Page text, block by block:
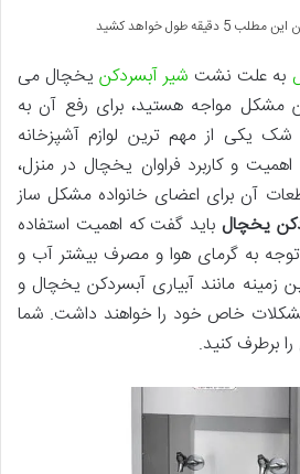
5 دقیقه طول خواهد کشید
به علت نشت شیر آبسردکنیخچال می
این مشکل مواجه هستید، برای رفع آن به
شک یکی از مهم ترین لوازم آشپزخانه
و کاربرد فراوان یخچال در منزل،
آن برای اعضای خانواده مشکل ساز
یخچال باید گفت که اهمیت استفاده
توجه به گرمای هوا و مصرف بیشتر آب و
زمینه مانند آبیاری آبسردکن یخچال و
مشکلات خاص خود را خواهند داشت. شما
برطرف کنید.